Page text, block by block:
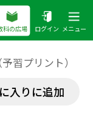
科の広場 ログイン メニュー
習プリント）
入りに追加